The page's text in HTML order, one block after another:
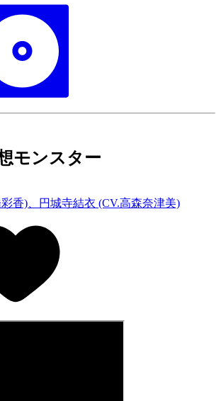
モンスター
香)、円城寺結衣 (CV.高森奈津美)